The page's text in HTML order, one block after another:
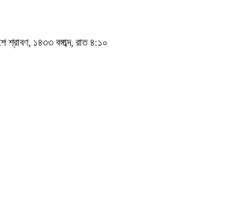
শ্রাবণ, ১৪৩৩ বঙ্গাব্দ, রাত ৪:১০